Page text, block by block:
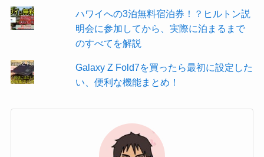
ハワイへの3泊無料宿泊券！？ヒルトン説
明会に参加してから、実際に泊まるまで
のすべてを解説
Galaxy Z Fold7を買ったら最初に設定した
い、便利な機能まとめ！